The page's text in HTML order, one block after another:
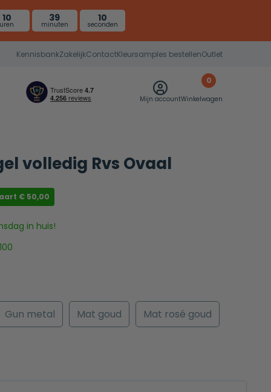
10
uren
39
minuten
9
seconden
KennisbankZakelijkContactKleursamples bestellenOutlet
Mijn account
0
Winkelwagen
volledig Rvs Ovaal
€50,00
in huis!
Gun metal Mat goud Mat rosé goud